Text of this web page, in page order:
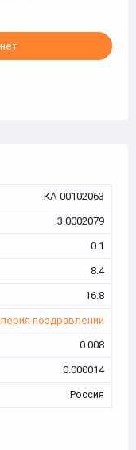
КА-00102063
3.0002079
0.1
8.4
16.8
поздравлений
0.008
0.000014
Россия